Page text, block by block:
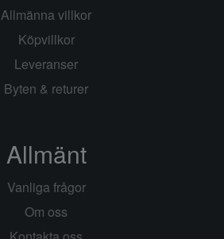
Allmänna villkor
Köpvillkor
Leveranser
Byten & returer
Allmänt
Vanliga frågor
Om oss